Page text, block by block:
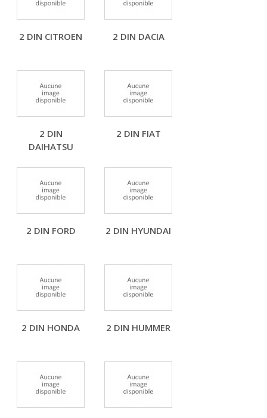
2 DIN CITROEN 2 DIN DACIA
2 DIN
DAIHATSU
2 DIN FIAT
2 DIN FORD 2 DIN HYUNDAI
2 DIN HONDA 2 DIN HUMMER